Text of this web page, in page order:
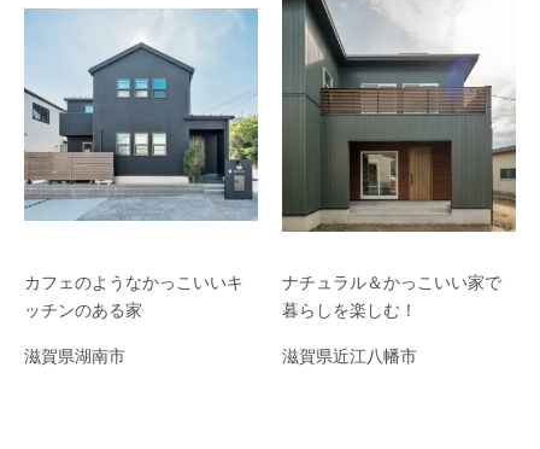
カフェのようなかっこいいキ
ッチンのある家
滋賀県湖南市
ナチュラル＆かっこいい家で
暮らしを楽しむ！
滋賀県近江八幡市